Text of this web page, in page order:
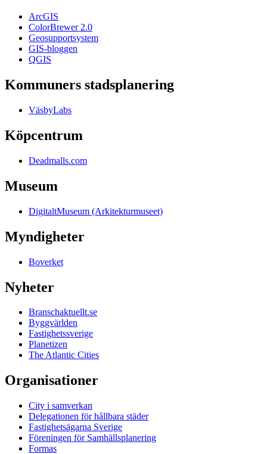
ArcGIS
ColorBrewer 2.0
Geosupportsystem
GIS-bloggen
QGIS
Kommuners stadsplanering
VäsbyLabs
Köpcentrum
Deadmalls.com
Museum
DigitaltMuseum (Arkitekturmuseet)
Myndigheter
Boverket
Nyheter
Branschaktuellt.se
Byggvärlden
Fastighetssverige
Planetizen
The Atlantic Cities
Organisationer
City i samverkan
Delegationen för hållbara städer
Fastighetsägarna Sverige
Föreningen för Samhällsplanering
Formas